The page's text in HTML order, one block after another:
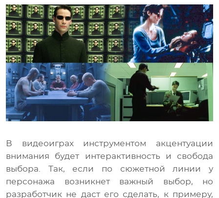
В видеоиграх инструментом акцентуации
внимания будет интерактивность и свобода
выбора. Так, если по сюжетной линии у
персонажа возникнет важный выбор, но
разработчик не даст его сделать, к примеру,